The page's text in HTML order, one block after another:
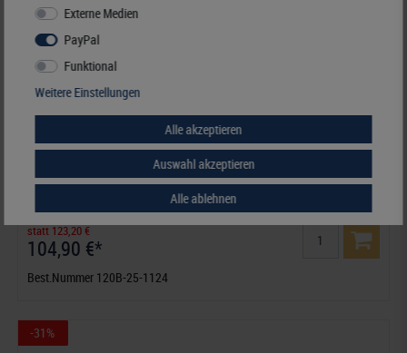
Deutschland - Nachtrag Jahrgang 2025, inklusive Ringbinder-Set
(Best.-Nr. 1124)
statt 123,20 €
104,90 €*
Best.Nummer 120B-25-1124
-31%
Externe Medien
PayPal
Funktional
Weitere Einstellungen
Alle akzeptieren
Auswahl akzeptieren
Alle ablehnen